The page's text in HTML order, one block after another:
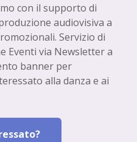
con il supporto di
audiovisiva a
Servizio di
Eventi via Newsletter a
banner per
alla danza e ai